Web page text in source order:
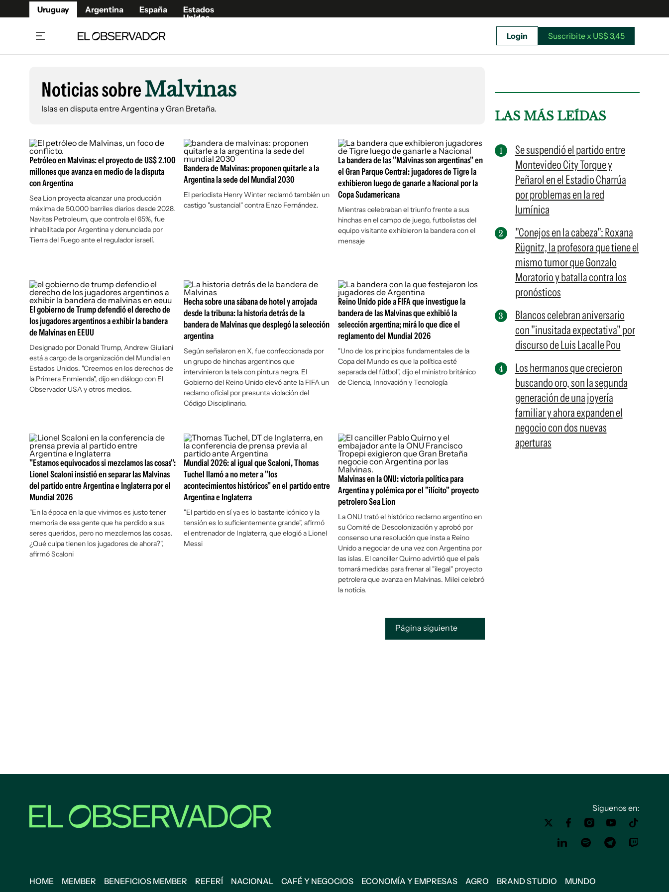
Uruguay Argentina España
Estados
Unidos
Beneficios Member
Referí
Café y Negocios
Economía y Empresas
Agro
Brand Studio
Mundo
Cultura y Espectáculos
Fúnebres
Remates y Legales
Newsletters
Argentina
España
Estados Unidos
Suscribite x US$ 3,45
Ahora en:
11°C
Lunes:
Login Suscribite x US$ 3,45
Noticias sobreMalvinas
Islas en disputa entre Argentina y Gran Bretaña.
Petróleo en Malvinas: el proyecto de US$ 2.100
millones que avanza en medio de la disputa
con Argentina
Sea Lion proyecta alcanzar una producción
máxima de 50.000 barriles diarios desde 2028.
Navitas Petroleum, que controla el 65%, fue
inhabilitada por Argentina y denunciada por
Tierra del Fuego ante el regulador israelí.
Bandera de Malvinas: proponen quitarle a la
Argentina la sede del Mundial 2030
El periodista Henry Winter reclamó también un
castigo "sustancial" contra Enzo Fernández.
La bandera de las "Malvinas son argentinas" en
el Gran Parque Central: jugadores de Tigre la
exhibieron luego de ganarle a Nacional por la
Copa Sudamericana
Mientras celebraban el triunfo frente a sus
hinchas en el campo de juego, futbolistas del
equipo visitante exhibieron la bandera con el
mensaje
El gobierno de Trump defendió el derecho de
los jugadores argentinos a exhibir la bandera
de Malvinas en EEUU
Designado por Donald Trump, Andrew Giuliani
está a cargo de la organización del Mundial en
Estados Unidos. "Creemos en los derechos de
la Primera Enmienda", dijo en diálogo con El
Observador USA y otros medios.
Hecha sobre una sábana de hotel y arrojada
desde la tribuna: la historia detrás de la
bandera de Malvinas que desplegó la selección
argentina
Según señalaron en X, fue confeccionada por
un grupo de hinchas argentinos que
intervinieron la tela con pintura negra. El
Gobierno del Reino Unido elevó ante la FIFA un
reclamo oficial por presunta violación del
Código Disciplinario.
Reino Unido pide a FIFA que investigue la
bandera de las Malvinas que exhibió la
selección argentina; mirá lo que dice el
reglamento del Mundial 2026
"Uno de los principios fundamentales de la
Copa del Mundo es que la política esté
separada del fútbol", dijo el ministro británico
de Ciencia, Innovación y Tecnología
"Estamos equivocados si mezclamos las cosas":
Lionel Scaloni insistió en separar las Malvinas
del partido entre Argentina e Inglaterra por el
Mundial 2026
"En la época en la que vivimos es justo tener
memoria de esa gente que ha perdido a sus
seres queridos, pero no mezclemos las cosas.
¿Qué culpa tienen los jugadores de ahora?",
afirmó Scaloni
Mundial 2026: al igual que Scaloni, Thomas
Tuchel llamó a no meter a "los
acontecimientos históricos" en el partido entre
Argentina e Inglaterra
"El partido en sí ya es lo bastante icónico y la
tensión es lo suficientemente grande", afirmó
el entrenador de Inglaterra, que elogió a Lionel
Messi
Malvinas en la ONU: victoria política para
Argentina y polémica por el "ilícito" proyecto
petrolero Sea Lion
La ONU trató el histórico reclamo argentino en
su Comité de Descolonización y aprobó por
consenso una resolución que insta a Reino
Unido a negociar de una vez con Argentina por
las islas. El canciller Quirno advirtió que el país
tomará medidas para frenar al "ilegal" proyecto
petrolera que avanza en Malvinas. Milei celebró
la noticia.
Página siguiente
LAS MÁS LEÍDAS
Se suspendió el partido entre
Montevideo City Torque y
Peñarol en el Estadio Charrúa
por problemas en la red
lumínica
"Conejos en la cabeza": Roxana
Rügnitz, la profesora que tiene el
mismo tumor que Gonzalo
Moratorio y batalla contra los
pronósticos
Blancos celebran aniversario
con "inusitada expectativa" por
discurso de Luis Lacalle Pou
Los hermanos que crecieron
buscando oro, son la segunda
generación de una joyería
familiar y ahora expanden el
negocio con dos nuevas
aperturas
Siguenos en:
HOME MEMBER BENEFICIOS MEMBER REFERÍ NACIONAL CAFÉ Y NEGOCIOS ECONOMÍA Y EMPRESAS AGRO BRAND STUDIO MUNDO